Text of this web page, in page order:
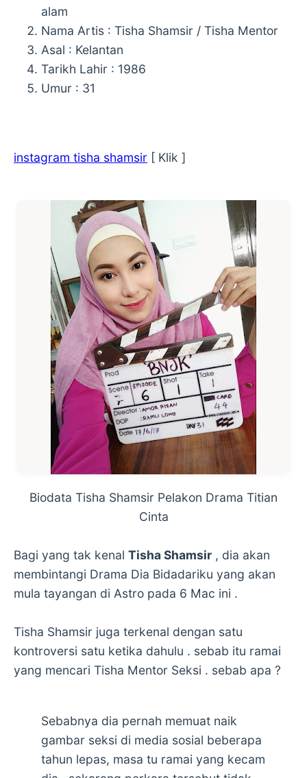
alam
Nama Artis : Tisha Shamsir / Tisha Mentor
Asal : Kelantan
Tarikh Lahir : 1986
Umur : 31
instagram tisha shamsir [ Klik ]
Biodata Tisha Shamsir Pelakon Drama Titian
Cinta
Bagi yang tak kenal Tisha Shamsir , dia akan
membintangi Drama Dia Bidadariku yang akan
mula tayangan di Astro pada 6 Mac ini .
Tisha Shamsir juga terkenal dengan satu
kontroversi satu ketika dahulu . sebab itu ramai
yang mencari Tisha Mentor Seksi . sebab apa ?
Sebabnya dia pernah memuat naik
gambar seksi di media sosial beberapa
tahun lepas, masa tu ramai yang kecam